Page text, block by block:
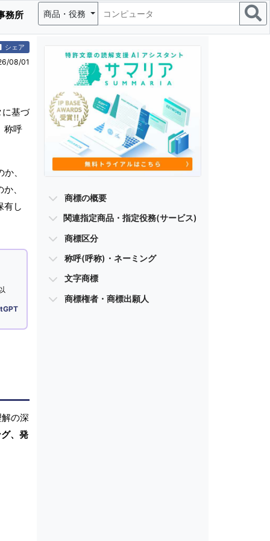
務所 商品・役務
シェア
08/01
に基づ
称呼
、
、
有し
の深
、発
商標の概要
関連指定商品・指定役務(サービス)
商標区分
称呼(呼称)・ネーミング
文字商標
商標権者・商標出願人